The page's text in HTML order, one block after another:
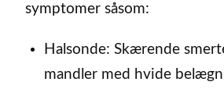
symptomer såsom:
Halsonde: Skærende
mandler med hvide